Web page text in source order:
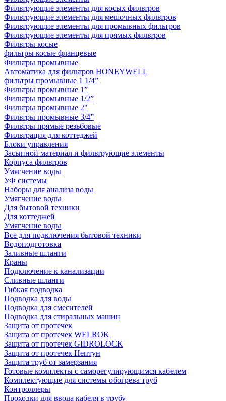
Фильтрующие элементы для косых фильтров
Фильтрующие элементы для мешочных фильтров
Фильтрующие элементы для промывных фильтров
Фильтрующие элементы для прямых фильтров
Фильтры косые
фильтры косые фланцевые
Фильтры промывные
Автоматика для фильтров HONEYWELL
фильтры промывные 1 1/4”
Фильтры промывные 1”
Фильтры промывные 1/2”
Фильтры промывные 2"
Фильтры промывные 3/4”
Фильтры прямые резьбовые
Фильтрация для коттеджей
Блоки управления
Засыпной материал и фильтрующие элементы
Корпуса фильтров
Умягчение воды
УФ системы
Наборы для анализа воды
Умягчение воды
Для бытовой техники
Для коттеджей
Умягчение воды
Все для подключения бытовой техники
Водоподготовка
Заливные шланги
Краны
Подключение к канализации
Сливные шланги
Гибкая подводка
Подводка для воды
Подводка для смесителей
Подводка для стиральных машин
Защита от протечек
Защита от протечек WELROK
Защита от протечек GIDROLOCK
Защита от протечек Нептун
Защита труб от замерзания
Готовые комплекты с саморегулирующимся кабелем
Комплектующие для системы обогрева труб
Контроллеры
Проходки для ввода кабеля в трубу